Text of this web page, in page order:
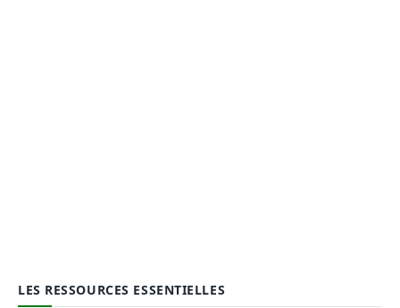
LES RESSOURCES ESSENTIELLES